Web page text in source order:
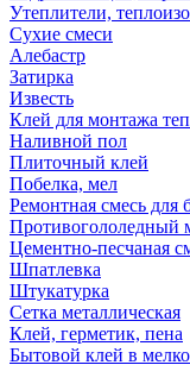
Утеплители,
Сухие смеси
Алебастр
Затирка
Известь
Клей для монтажа
Наливной пол
Плиточный клей
Побелка, мел
Ремонтная смесь для
Противогололедный
Цементно-песчаная
Шпатлевка
Штукатурка
Сетка металлическая
Клей, герметик, пена
Бытовой клей в